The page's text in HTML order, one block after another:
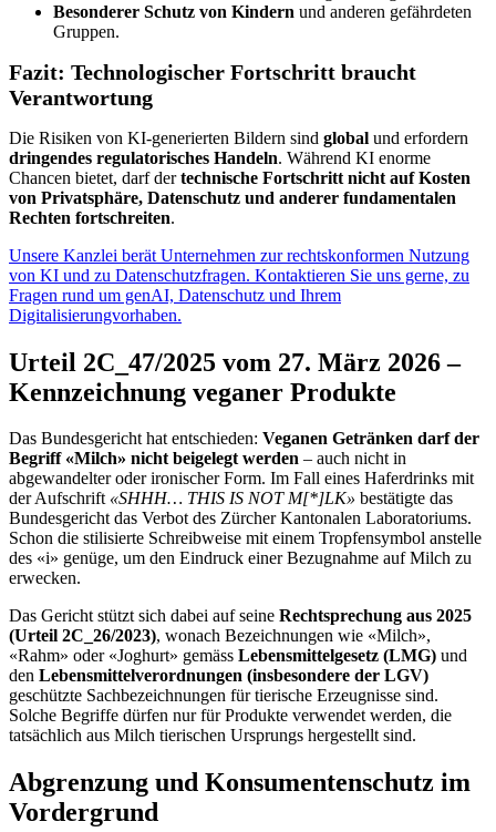
Besonderer Schutz von Kindern und anderen gefährdeten
Gruppen.
Fazit: Technologischer Fortschritt braucht
Verantwortung
Die Risiken von KI-generierten Bildern sind global und erfordern
dringendes regulatorisches Handeln. Während KI enorme
Chancen bietet, darf dertechnische Fortschritt nicht auf Kosten
von Privatsphäre, Datenschutz und anderer fundamentalen
Rechten fortschreiten.
Unsere Kanzlei berät Unternehmen zur rechtskonformen Nutzung
von KI und zu Datenschutzfragen. Kontaktieren Sie uns gerne, zu
Fragen rund um genAI, Datenschutz und Ihrem
Digitalisierungvorhaben.
Urteil 2C_47/2025 vom 27. März 2026 –
Kennzeichnung veganer Produkte
Das Bundesgericht hat entschieden: Veganen Getränken darf der
Begriff «Milch» nicht beigelegt werden – auch nicht in
abgewandelter oder ironischer Form. Im Fall eines Haferdrinks mit
der Aufschrift «SHHH… THIS IS NOT M[*]LK» bestätigte das
Bundesgericht das Verbot des Zürcher Kantonalen Laboratoriums.
Schon die stilisierte Schreibweise mit einem Tropfensymbol anstelle
des «i» genüge, um den Eindruck einer Bezugnahme auf Milch zu
erwecken.
Das Gericht stützt sich dabei auf seine Rechtsprechung aus 2025
(Urteil 2C_26/2023), wonach Bezeichnungen wie «Milch»,
«Rahm» oder «Joghurt» gemäss Lebensmittelgesetz (LMG) und
den Lebensmittelverordnungen (insbesondere der LGV)
geschützte Sachbezeichnungen für tierische Erzeugnisse sind.
Solche Begriffe dürfen nur für Produkte verwendet werden, die
tatsächlich aus Milch tierischen Ursprungs hergestellt sind.
Abgrenzung und Konsumentenschutz im
Vordergrund